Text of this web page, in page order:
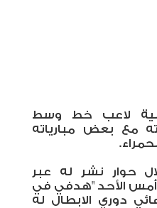
لاعب خط وسط
مع بعض مبارياته
حوار نشر له عبر
أمس الأحد "هدفي في
دوري الابطال له